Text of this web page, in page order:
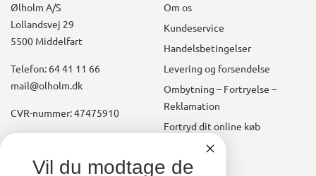
Ølholm A/S
Lollandsvej 29
5500 Middelfart
Telefon: 64 41 11 66
mail@olholm.dk
CVR-nummer: 47475910
Om os
Kundeservice
Handelsbetingelser
Levering og forsendelse
Ombytning – Fortryelse –
Reklamation
Fortryd dit online køb
Konto
Vil du modtage de